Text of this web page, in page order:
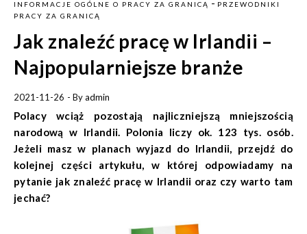
INFORMACJE OGÓLNE O PRACY ZA GRANICĄ
PRZEWODNIKI
PRACY ZA GRANICĄ
Jak znaleźć pracę w Irlandii –
Najpopularniejsze branże
2021-11-26 - Byadmin
Polacy wciąż pozostają najliczniejszą mniejszością
narodową w Irlandii. Polonia liczy ok. 123 tys. osób.
Jeżeli masz w planach wyjazd do Irlandii, przejdź do
kolejnej części artykułu, w której odpowiadamy na
pytanie jak znaleźć pracę w Irlandii oraz czy warto tam
jechać?